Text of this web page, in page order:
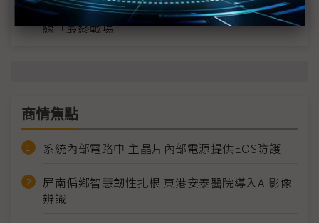
光進銅退更明確？ 聯發科估SerDes 448G為銅
線「最終戰場」
商情焦點
系統內部電路中 主晶片內部電源提供EOS防護
屏南偏鄉智慧韌性扎根 東港安泰醫院導入AI影像
辨識